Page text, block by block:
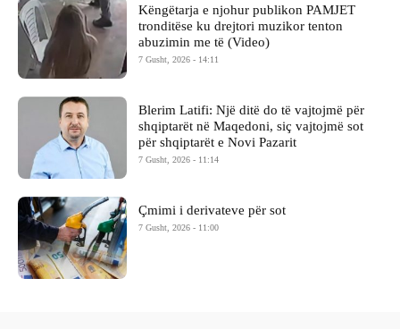
Këngëtarja e njohur publikon PAMJET
tronditëse ku drejtori muzikor tenton
abuzimin me të (Video)
7 Gusht, 2026 - 14:11
Blerim Latifi: Një ditë do të vajtojmë për
shqiptarët në Maqedoni, siç vajtojmë sot
për shqiptarët e Novi Pazarit
7 Gusht, 2026 - 11:14
Çmimi i derivateve për sot
7 Gusht, 2026 - 11:00